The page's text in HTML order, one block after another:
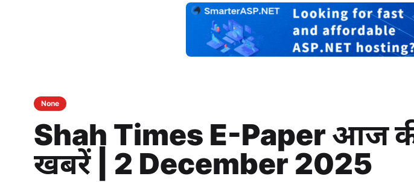
None
Shah Times E-Paper आज
खबरें | 2 December 2025